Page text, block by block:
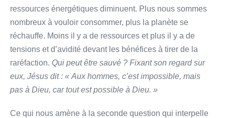
ressources énergétiques diminuent. Plus nous sommes
nombreux à vouloir consommer, plus la planète se
réchauffe. Moins il y a de ressources et plus il y a de
tensions et d’avidité devant les bénéfices à tirer de la
raréfaction. Qui peut être sauvé ? Fixant son regard sur
eux, Jésus dit : « Aux hommes, c’est impossible, mais
pas à Dieu, car tout est possible à Dieu. »
Ce qui nous amène à la seconde question qui interpelle